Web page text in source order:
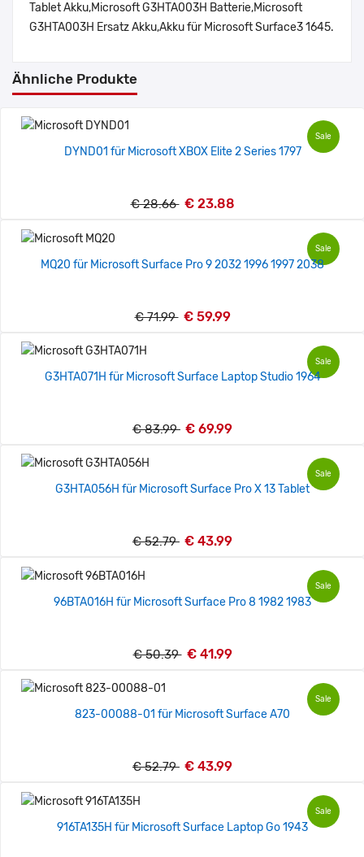
Tablet Akku,Microsoft G3HTA003H Batterie,Microsoft
G3HTA003H Ersatz Akku,Akku für Microsoft Surface3 1645.
Ähnliche Produkte
Sale
DYND01 für Microsoft XBOX Elite 2 Series 1797
€ 28.66 € 23.88
Sale
MQ20 für Microsoft Surface Pro 9 2032 1996 1997 2038
€ 71.99 € 59.99
Sale
G3HTA071H für Microsoft Surface Laptop Studio 1964
€ 83.99 € 69.99
Sale
G3HTA056H für Microsoft Surface Pro X 13 Tablet
€ 52.79 € 43.99
Sale
96BTA016H für Microsoft Surface Pro 8 1982 1983
€ 50.39 € 41.99
Sale
823-00088-01 für Microsoft Surface A70
€ 52.79 € 43.99
Sale
916TA135H für Microsoft Surface Laptop Go 1943